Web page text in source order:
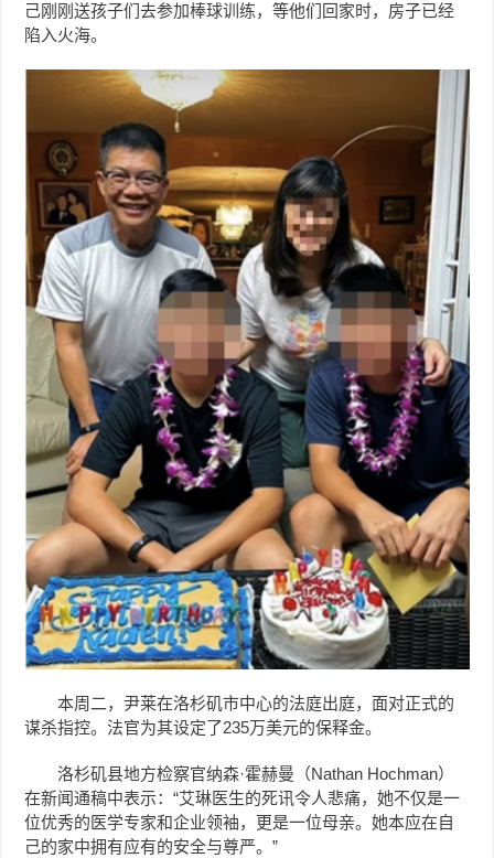
己刚刚送孩子们去参加棒球训练，等他们回家时，房子已经
陷入火海。
本周二，尹莱在洛杉矶市中心的法庭出庭，面对正式的
谋杀指控。法官为其设定了235万美元的保释金。
洛杉矶县地方检察官纳森·霍赫曼（Nathan Hochman）
在新闻通稿中表示：“艾琳医生的死讯令人悲痛，她不仅是一
位优秀的医学专家和企业领袖，更是一位母亲。她本应在自
己的家中拥有应有的安全与尊严。”